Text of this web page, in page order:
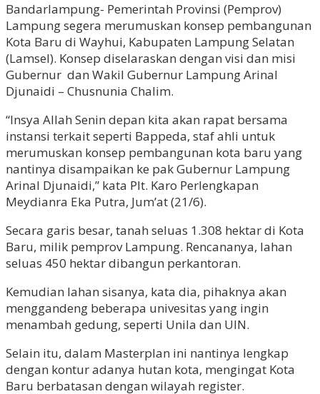
Bandarlampung- Pemerintah Provinsi (Pemprov)
Lampung segera merumuskan konsep pembangunan
Kota Baru di Wayhui, Kabupaten Lampung Selatan
(Lamsel). Konsep diselaraskan dengan visi dan misi
Gubernur dan Wakil Gubernur Lampung Arinal
Djunaidi – Chusnunia Chalim.
“Insya Allah Senin depan kita akan rapat bersama
instansi terkait seperti Bappeda, staf ahli untuk
merumuskan konsep pembangunan kota baru yang
nantinya disampaikan ke pak Gubernur Lampung
Arinal Djunaidi,” kata Plt. Karo Perlengkapan
Meydianra Eka Putra, Jum’at (21/6).
Secara garis besar, tanah seluas 1.308 hektar di Kota
Baru, milik pemprov Lampung. Rencananya, lahan
seluas 450 hektar dibangun perkantoran.
Kemudian lahan sisanya, kata dia, pihaknya akan
menggandeng beberapa univesitas yang ingin
menambah gedung, seperti Unila dan UIN.
Selain itu, dalam Masterplan ini nantinya lengkap
dengan kontur adanya hutan kota, mengingat Kota
Baru berbatasan dengan wilayah register.